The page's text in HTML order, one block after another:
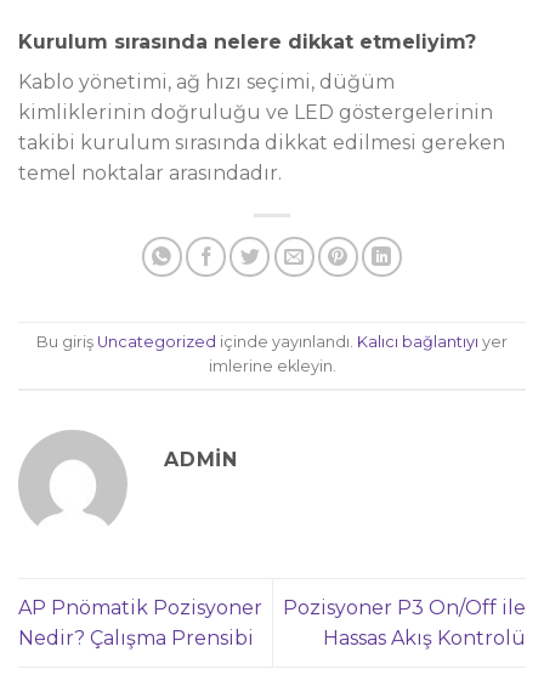
Kurulum sırasında nelere dikkat etmeliyim?
Kablo yönetimi, ağ hızı seçimi, düğüm
kimliklerinin doğruluğu ve LED göstergelerinin
takibi kurulum sırasında dikkat edilmesi gereken
temel noktalar arasındadır.
Bu giriş Uncategorized içinde yayınlandı. Kalıcı bağlantıyı yer
imlerine ekleyin.
ADMIN
AP Pnömatik Pozisyoner
Nedir? Çalışma Prensibi
Pozisyoner P3 On/Off ile
Hassas Akış Kontrolü